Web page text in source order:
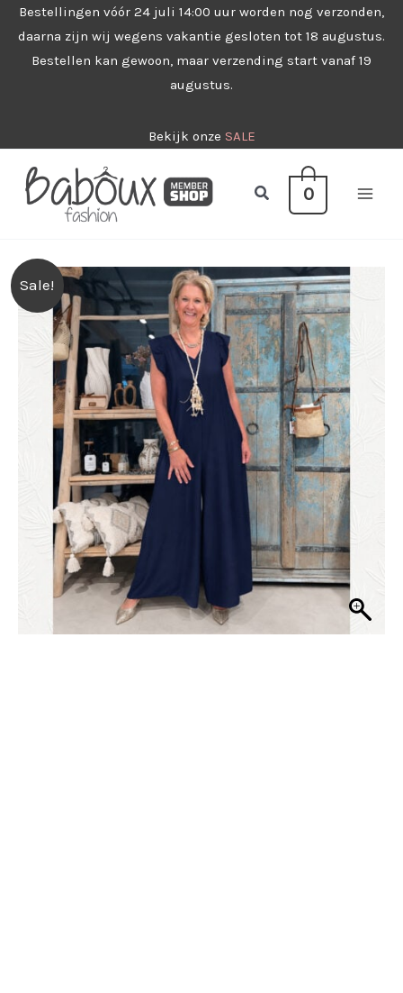
naar
Bestellingen vóór 24 juli 14:00 uur worden nog verzonden,
daarna zijn wij wegens vakantie gesloten tot 18 augustus.
Bestellen kan gewoon, maar verzending start vanaf 19
augustus.
Bekijk onze SALE
Zoeken0
Sale!